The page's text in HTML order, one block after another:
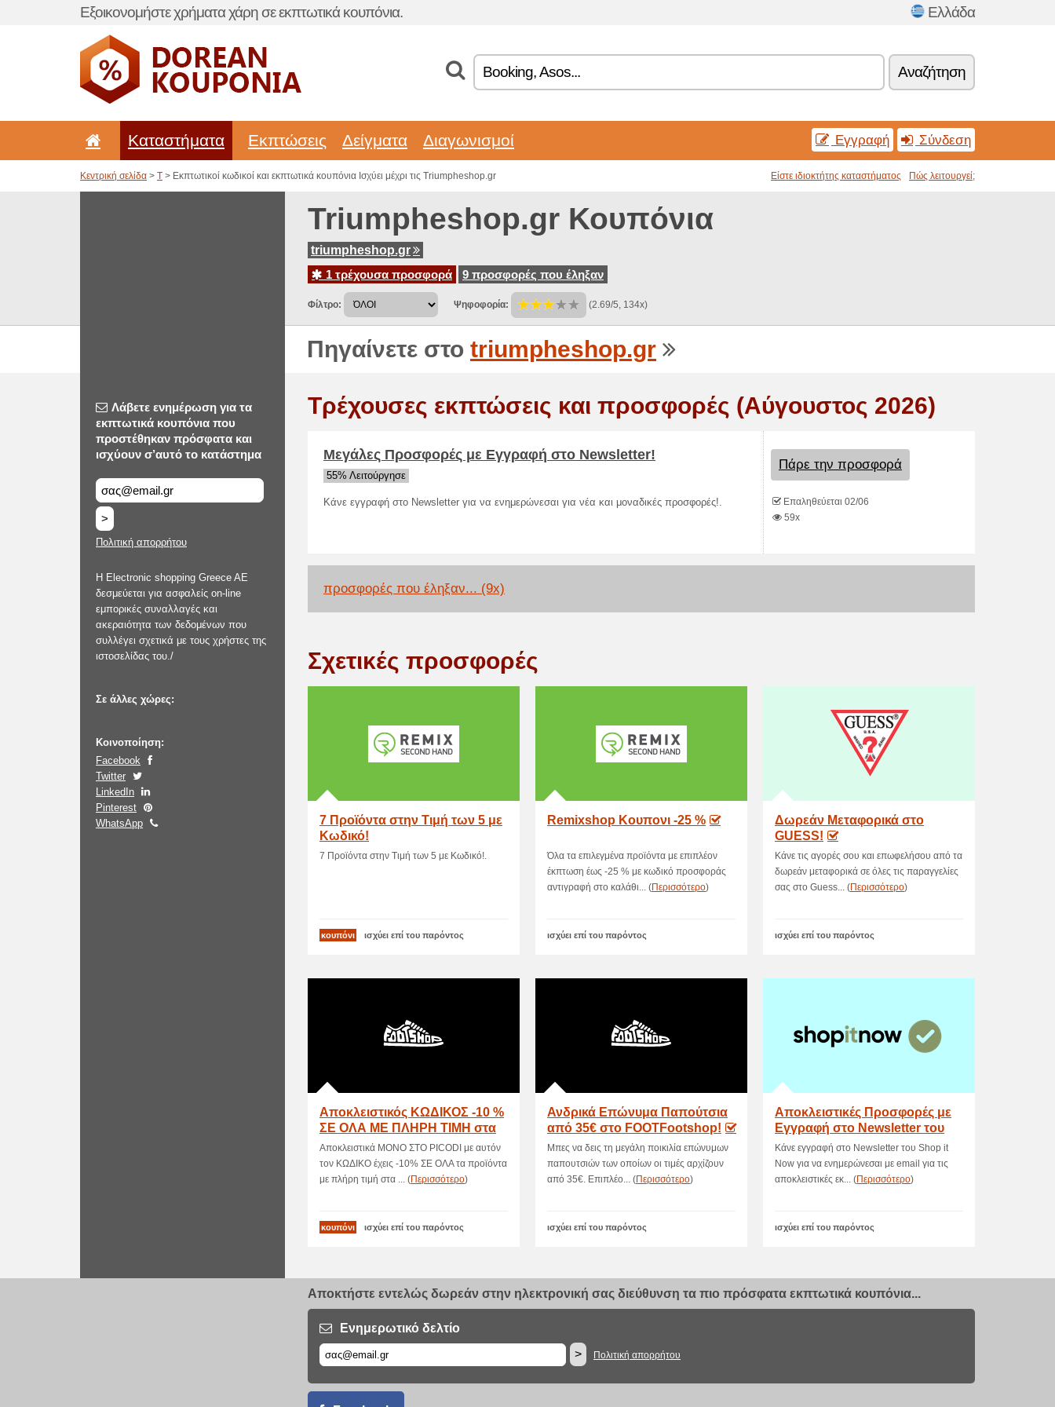
Εξοικονομήστε χρήματα χάρη σε εκπτωτικά κουπόνια. Ελλάδα
Αναζήτηση
Καταστήματα Εκπτώσεις Δείγματα Διαγωνισμοί Εγγραφή Σύνδεση
Κεντρική σελίδα > T > Εκπτωτικοί κωδικοί και εκπτωτικά κουπόνια Ισχύει μέχρι τις Triumpheshop.gr Είστε ιδιοκτήτης καταστήματος Πώς λειτουργεί;
Triumpheshop.gr Κουπόνια
triumpheshop.gr
1 τρέχουσα προσφορά
9 προσφορές που έληξαν
Φίλτρο: Ψηφοφορία: (2.69/5, 134x)
Πηγαίνετε στο triumpheshop.gr
Λάβετε ενημέρωση για τα
εκπτωτικά κουπόνια που
προστέθηκαν πρόσφατα και
ισχύουν σ’αυτό το κατάστημα
>
Πολιτική απορρήτου
Η Electronic shopping Greece AE
δεσμεύεται για ασφαλείς on-line
εμπορικές συναλλαγές και
ακεραιότητα των δεδομένων που
συλλέγει σχετικά με τους χρήστες της
ιστοσελίδας του./
Σε άλλες χώρες:
Κοινοποίηση:
Facebook
Twitter
LinkedIn
Pinterest
WhatsApp
Τρέχουσες εκπτώσεις και προσφορές (Αύγουστος 2026)
Μεγάλες Προσφορές με Εγγραφή στο Newsletter!
55% Λειτούργησε
Κάνε εγγραφή στο Newsletter για να ενημερώνεσαι για νέα και μοναδικές προσφορές!.
Πάρε την προσφορά
Επαληθεύεται 02/06
59x
προσφορές που έληξαν... (9x)
Σχετικές προσφορές
7 Προϊόντα στην Τιμή των 5 με
Κωδικό!
7 Προϊόντα στην Τιμή των 5 με Κωδικό!.
κουπόνι ισχύει επί του παρόντος
Remixshop Κουπονι -25 %
Όλα τα επιλεγμένα προϊόντα με επιπλέον
έκπτωση έως -25 % με κωδικό προσφοράς
αντιγραφή στο καλάθι... (Περισσότερο)
ισχύει επί του παρόντος
Δωρεάν Μεταφορικά στο
GUESS!
Κάνε τις αγορές σου και επωφελήσου από τα
δωρεάν μεταφορικά σε όλες τις παραγγελίες
σας στο Guess... (Περισσότερο)
ισχύει επί του παρόντος
Αποκλειστικός ΚΩΔΙΚΟΣ -10 %
ΣΕ ΟΛΑ ΜΕ ΠΛΗΡΗ ΤΙΜΗ στα
Footshop
Αποκλειστικά ΜΟΝΟ ΣΤΟ PICODI με αυτόν
τον ΚΩΔΙΚΟ έχεις -10% ΣΕ ΟΛΑ τα προϊόντα
με πλήρη τιμή στα ... (Περισσότερο)
κουπόνι ισχύει επί του παρόντος
Ανδρικά Επώνυμα Παπούτσια
από 35€ στο FOOTFootshop!
Μπες να δεις τη μεγάλη ποικιλία επώνυμων
παπουτσιών των οποίων οι τιμές αρχίζουν
από 35€. Επιπλέο... (Περισσότερο)
ισχύει επί του παρόντος
Αποκλειστικές Προσφορές με
Εγγραφή στο Newsletter του
ShopIt
Κάνε εγγραφή στο Newsletter του Shop it
Now για να ενημερώνεσαι με email για τις
αποκλειστικές εκ... (Περισσότερο)
ισχύει επί του παρόντος
Αποκτήστε εντελώς δωρεάν στην ηλεκτρονική σας διεύθυνση τα πιο πρόσφατα εκπτωτικά κουπόνια...
Ενημερωτικό δελτίο
>
Πολιτική απορρήτου